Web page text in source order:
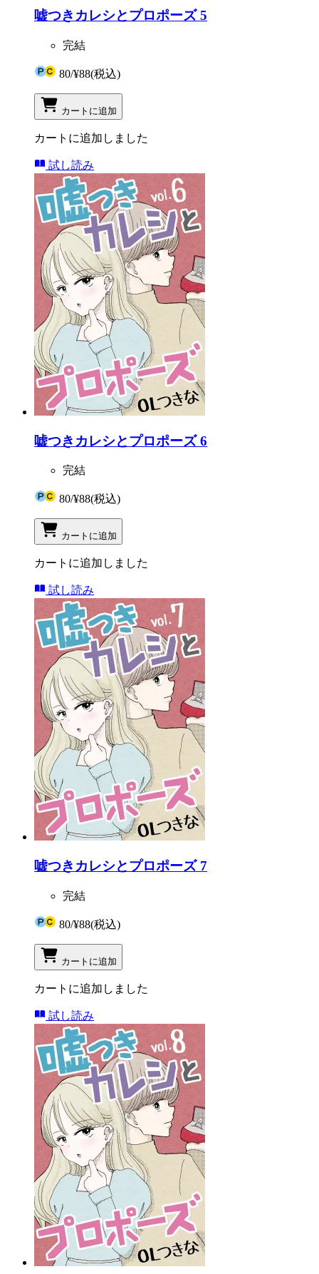
嘘つきカレシとプロポーズ 5
完結
80/¥88(税込)
カートに追加
カートに追加しました
試し読み
嘘つきカレシとプロポーズ 6
完結
80/¥88(税込)
カートに追加
カートに追加しました
試し読み
嘘つきカレシとプロポーズ 7
完結
80/¥88(税込)
カートに追加
カートに追加しました
試し読み